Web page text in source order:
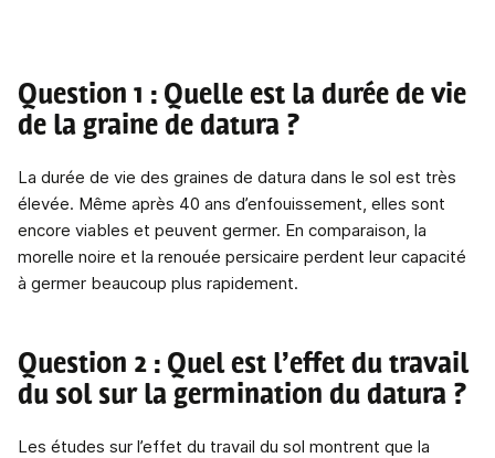
Question 1 : Quelle est la durée de vie
de la graine de datura ?
La durée de vie des graines de datura dans le sol est très
élevée. Même après 40 ans d’enfouissement, elles sont
encore viables et peuvent germer. En comparaison, la
morelle noire et la renouée persicaire perdent leur capacité
à germer beaucoup plus rapidement.
Question 2 : Quel est l’effet du travail
du sol sur la germination du datura ?
Les études sur l’effet du travail du sol montrent que la